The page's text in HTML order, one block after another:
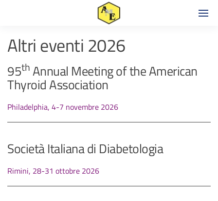
Altri eventi 2026
95th Annual Meeting of the American
Thyroid Association
Philadelphia, 4-7 novembre 2026
Società Italiana di Diabetologia
Rimini, 28-31 ottobre 2026